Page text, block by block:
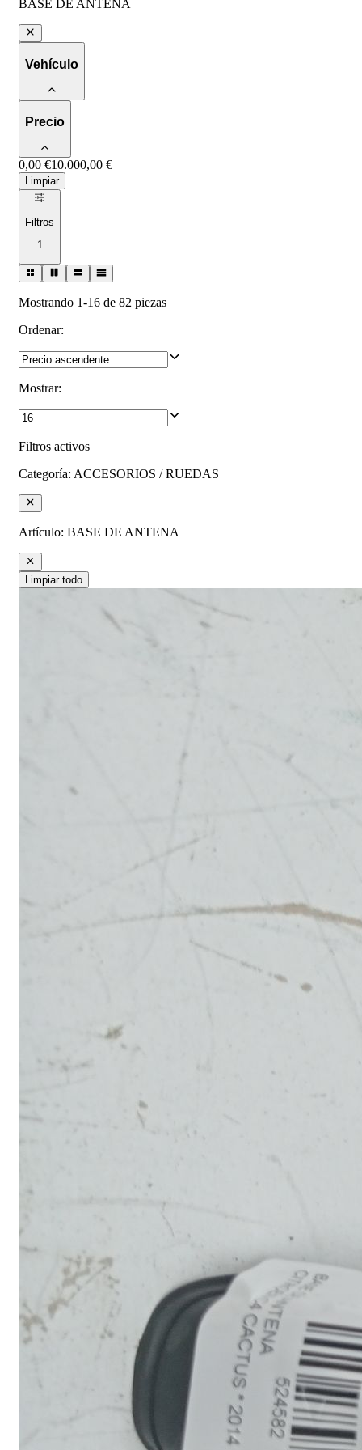
BASE DE ANTENA
Vehículo
Precio
0,00 €10.000,00 €
Limpiar
Filtros
1
Mostrando 1-16 de 82 piezas
Ordenar:
Mostrar:
Filtros activos
Categoría: ACCESORIOS / RUEDAS
Artículo: BASE DE ANTENA
Limpiar todo